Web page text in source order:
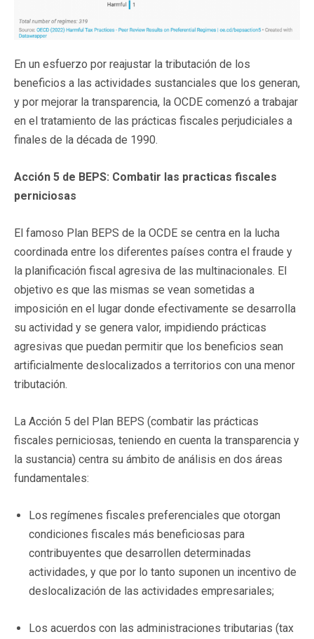
En un esfuerzo por reajustar la tributación de los
beneficios a las actividades sustanciales que los generan,
y por mejorar la transparencia, la OCDE comenzó a trabajar
en el tratamiento de las prácticas fiscales perjudiciales a
finales de la década de 1990.
Acción 5 de BEPS: Combatir las practicas fiscales
perniciosas
El famoso Plan BEPS de la OCDE se centra en la lucha
coordinada entre los diferentes países contra el fraude y
la planificación fiscal agresiva de las multinacionales. El
objetivo es que las mismas se vean sometidas a
imposición en el lugar donde efectivamente se desarrolla
su actividad y se genera valor, impidiendo prácticas
agresivas que puedan permitir que los beneficios sean
artificialmente deslocalizados a territorios con una menor
tributación.
La Acción 5 del Plan BEPS (combatir las prácticas
fiscales perniciosas, teniendo en cuenta la transparencia y
la sustancia) centra su ámbito de análisis en dos áreas
fundamentales:
Los regímenes fiscales preferenciales que otorgan
condiciones fiscales más beneficiosas para
contribuyentes que desarrollen determinadas
actividades, y que por lo tanto suponen un incentivo de
deslocalización de las actividades empresariales;
Los acuerdos con las administraciones tributarias (tax